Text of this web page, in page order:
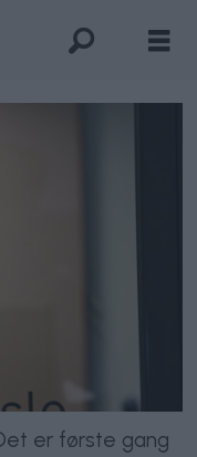
er første gang